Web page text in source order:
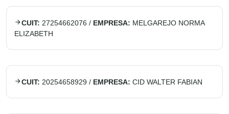
CUIT: 27254662076 / EMPRESA: MELGAREJO NORMA
ELIZABETH
CUIT: 20254658929 / EMPRESA: CID WALTER FABIAN